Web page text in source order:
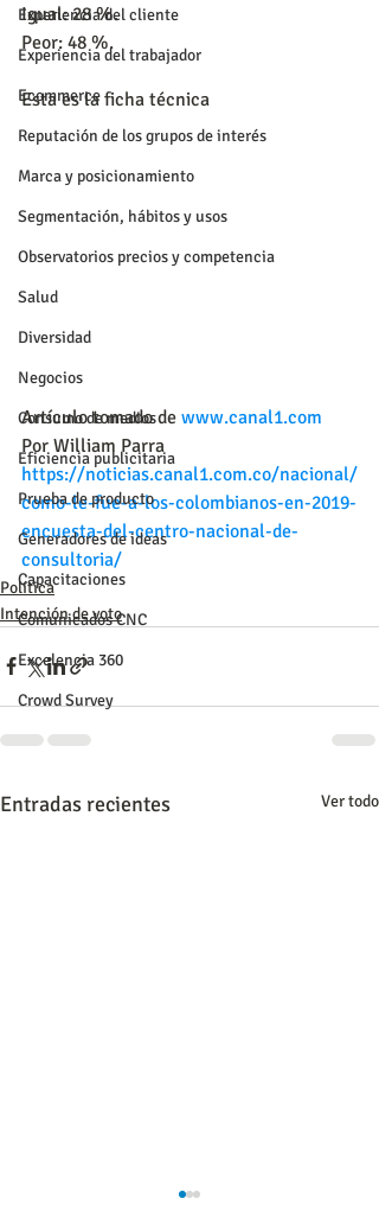
Experiencia del cliente
Experiencia del trabajador
Ecommerce
Reputación de los grupos de interés
Marca y posicionamiento
Segmentación, hábitos y usos
Observatorios precios y competencia
Salud
Diversidad
Negocios
Consumo de medios
Eficiencia publicitaria
Prueba de producto
Generadores de ideas
Capacitaciones
Comunicados CNC
Excelencia 360
Crowd Survey
Igual: 28 %.
Peor: 48 %.
Esta es la ficha técnica
Artículo tomado de www.canal1.com
Por William Parra
https://noticias.canal1.com.co/nacional/
como-le-fue-a-los-colombianos-en-2019-
encuesta-del-centro-nacional-de-
consultoria/
Política
Intención de voto
Entradas recientes Ver todo